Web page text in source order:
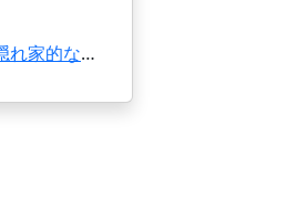
ご夫婦二人が営む隠れ家的な肉料理の店。地元でとれた新鮮な野菜や上質の和牛を使ったメニューが...